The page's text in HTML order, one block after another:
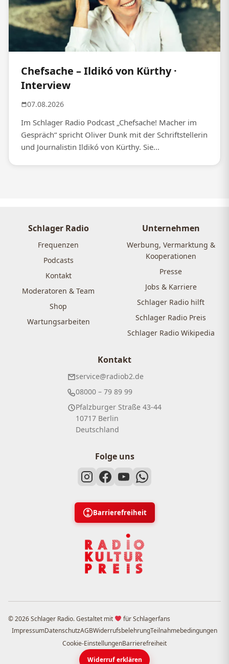
Chefsache – Ildikó von Kürthy ·
Interview
07.08.2026
Im Schlager Radio Podcast „Chefsache! Macher im
Gespräch“ spricht Oliver Dunk mit der Schriftstellerin
und Journalistin Ildikó von Kürthy. Sie...
Schlager Radio
Frequenzen
Podcasts
Kontakt
Moderatoren & Team
Shop
Wartungsarbeiten
Unternehmen
Werbung, Vermarktung &
Kooperationen
Presse
Jobs & Karriere
Schlager Radio hilft
Schlager Radio Preis
Schlager Radio Wikipedia
Kontakt
service@radiob2.de
08000 – 79 89 99
Pfalzburger Straße 43-44
10717 Berlin
Deutschland
Folge uns
Barrierefreiheit
© 2026 Schlager Radio. Gestaltet mit
für Schlagerfans
ImpressumDatenschutzAGBWiderrufsbelehrungTeilnahmebedingungen
Cookie-EinstellungenBarrierefreiheit
Widerruf erklären